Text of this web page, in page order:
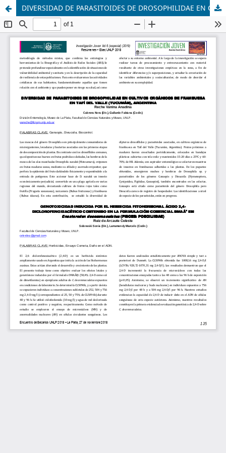
DIVERSIDAD DE PARASITOIDES DE DROSOPHILIDAE EN CULTIVOS ORGÁNICOS DE FRAMBUESA EN TAFÍ DEL VALLE (TUCUMÁN), ARGENTINA